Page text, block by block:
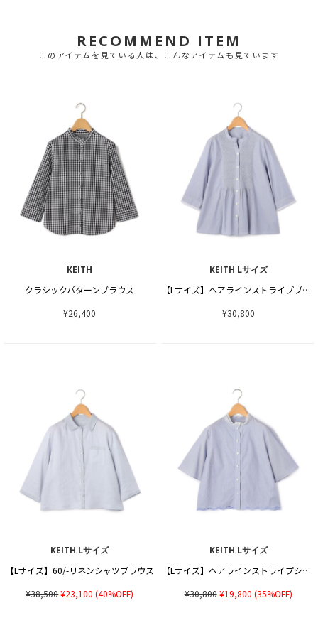
RECOMMEND ITEM
このアイテムを見ている人は、こんなアイテムも見ています
KEITH
クラシックパターンブラウス
¥26,400
KEITH Lサイズ
【Lサイズ】ヘアラインストライプブラウス
¥30,800
KEITH Lサイズ
【Lサイズ】60/-リネンシャツブラウス
¥38,500¥23,100 (40%OFF)
KEITH Lサイズ
【Lサイズ】ヘアラインストライプシャツブラウス
¥30,800¥19,800 (35%OFF)